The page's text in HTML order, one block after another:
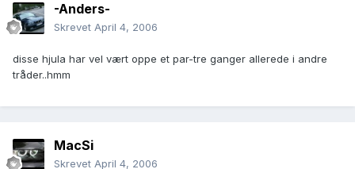
-Anders-
Skrevet April 4, 2006
disse hjula har vel vært oppe et par-tre ganger allerede i andre
tråder..hmm
MacSi
Skrevet April 4, 2006